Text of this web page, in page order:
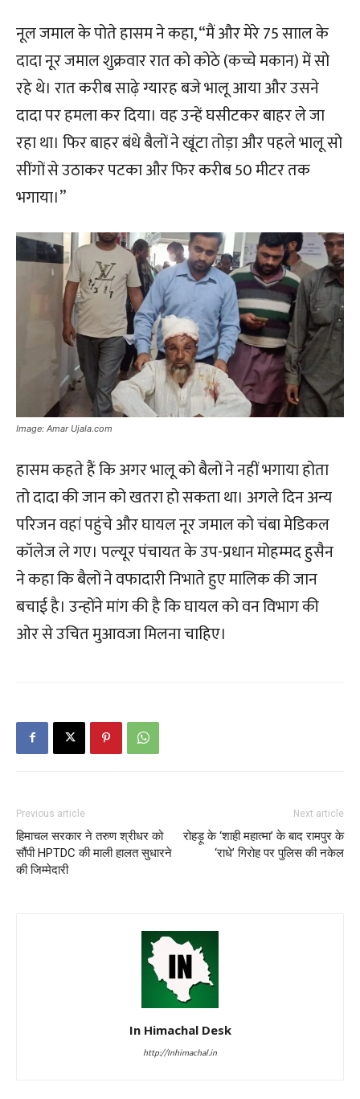
नूल जमाल के पोते हासम ने कहा, “मैं और मेरे 75 सााल के
दादा नूर जमाल शुक्रवार रात को कोठे (कच्चे मकान) में सो
रहे थे। रात करीब साढ़े ग्यारह बजे भालू आया और उसने
दादा पर हमला कर दिया। वह उन्हें घसीटकर बाहर ले जा
रहा था। फिर बाहर बंधे बैलों ने खूंटा तोड़ा और पहले भालू सो
सींगों से उठाकर पटका और फिर करीब 50 मीटर तक
भगाया।”
Image: Amar Ujala.com
हासम कहते हैं कि अगर भालू को बैलों ने नहीं भगाया होता
तो दादा की जान को खतरा हो सकता था। अगले दिन अन्य
परिजन वहां पहुंचे और घायल नूर जमाल को चंबा मेडिकल
कॉलेज ले गए। पल्यूर पंचायत के उप-प्रधान मोहम्मद हुसैन
ने कहा कि बैलों ने वफादारी निभाते हुए मालिक की जान
बचाई है। उन्होंने मांग की है कि घायल को वन विभाग की
ओर से उचित मुआवजा मिलना चाहिए।
Previous article
हिमाचल सरकार ने तरुण श्रीधर को
सौंपी HPTDC की माली हालत सुधारने
की जिम्मेदारी
Next article
रोहड़ू के ‘शाही महात्मा’ के बाद रामपुर के
‘राधे’ गिरोह पर पुलिस की नकेल
In Himachal Desk
http://Inhimachal.in